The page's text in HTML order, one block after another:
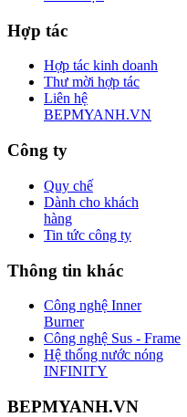
Hợp tác
Hợp tác kinh doanh
Thư mời hợp tác
Liên hệ
BEPMYANH.VN
Công ty
Quy chế
Dành cho khách
hàng
Tin tức công ty
Thông tin khác
Công nghệ Inner
Burner
Công nghệ Sus - Frame
Hệ thống nước nóng
INFINITY
BEPMYANH.VN